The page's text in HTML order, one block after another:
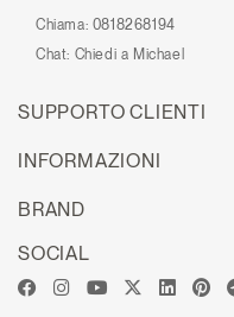
Chiama: 0818268194
Chat: Chiedi a Michael
SUPPORTO CLIENTI
INFORMAZIONI
BRAND
SOCIAL